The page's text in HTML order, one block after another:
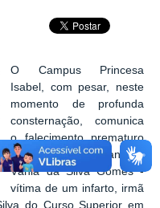
O Campus Princesa
Isabel, com pesar, neste
momento de profunda
consternação, comunica
o falecimento prematuro
da jovem de 24 anos -
Vânia da Silva Gomes -
vítima de um infarto, irmã
do Curso Superior em